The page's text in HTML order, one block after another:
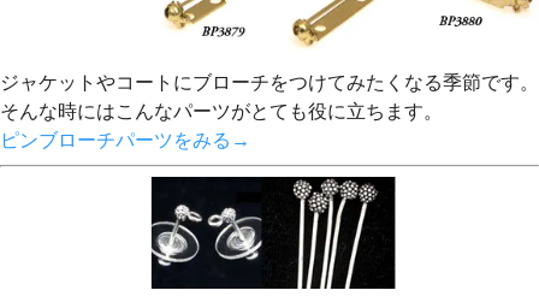
ジャケットやコートにブローチをつけてみたくなる季節です。
そんな時にはこんなパーツがとても役に立ちます。
ピンブローチパーツをみる→